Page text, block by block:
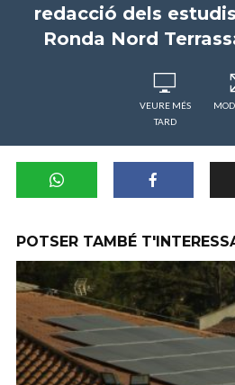
redacció dels
Ronda Nord
VEURE MÉS
TARD
POTSER TAMBÉ